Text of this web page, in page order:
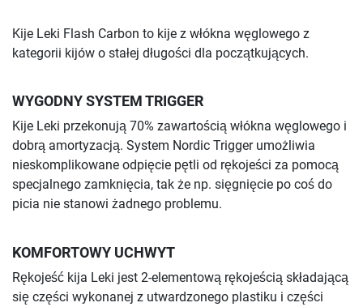
Kije Leki Flash Carbon to kije z włókna węglowego z
kategorii kijów o stałej długości dla początkujących.
WYGODNY SYSTEM TRIGGER
Kije Leki przekonują 70% zawartością włókna węglowego i
dobrą amortyzacją. System Nordic Trigger umożliwia
nieskomplikowane odpięcie pętli od rękojeści za pomocą
specjalnego zamknięcia, tak że np. sięgnięcie po coś do
picia nie stanowi żadnego problemu.
KOMFORTOWY UCHWYT
Rękojeść kija Leki jest 2-elementową rękojeścią składającą
się części wykonanej z utwardzonego plastiku i części